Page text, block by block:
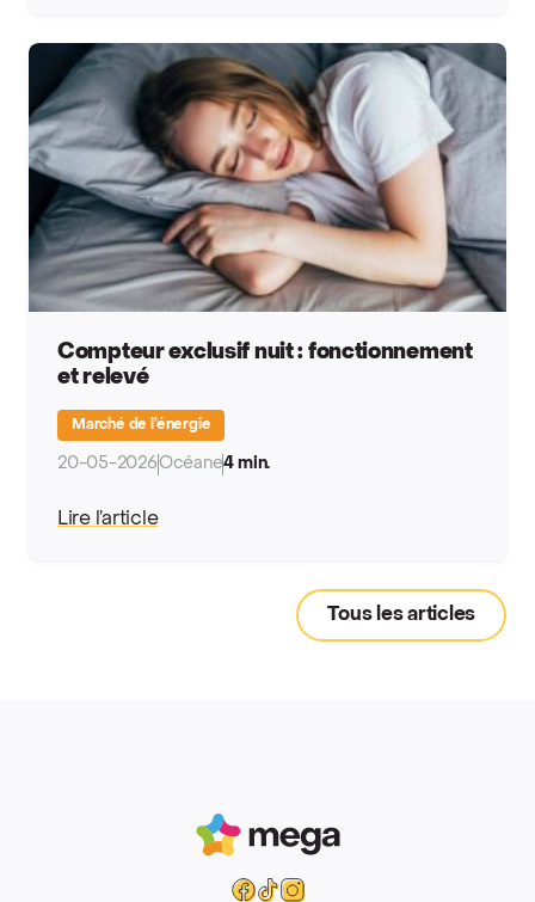
Compteur exclusif nuit : fonctionnement
et relevé
Marché de l’énergie
20-05-2026Océane4 min.
Lire l’article
Tous les articles
Mega
Facebook
Tiktok
Instagram